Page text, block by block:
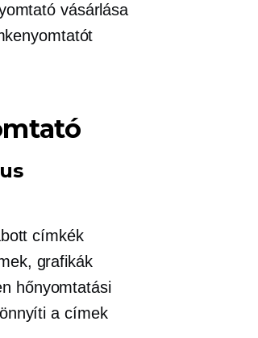
vásárlása
címkék
grafikák
hőnyomtatási
a címek